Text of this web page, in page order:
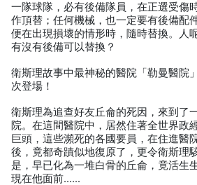
一隊球隊，必有後備隊員，在正選受傷
作頂替；任何機械，也一定要有後備配
便在出現損壞的情形時，隨時替換。人
有沒有後備可以替換？
衛斯理故事中最神秘的醫院「勒曼醫院
次登場！
衛斯理為追查好友丘侖的死因，來到了
院。在這間醫院中，居然住著全世界政
巨頭，這些瀕死的各國要員，在住進醫
後，竟都奇蹟似地復原了，更令衛斯理
是，早已化為一堆白骨的丘侖，竟活生
現在他面前……